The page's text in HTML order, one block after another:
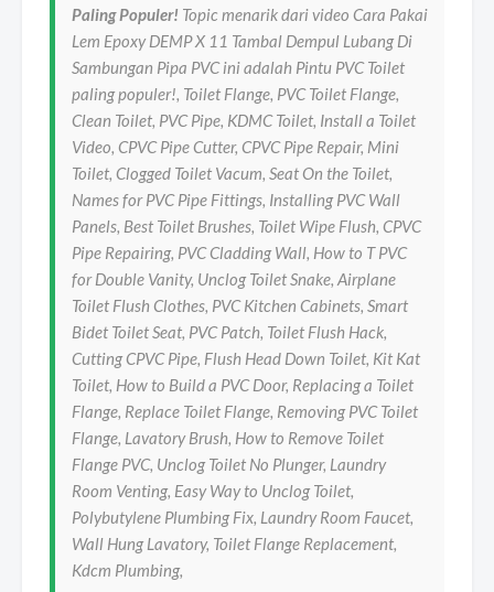
Paling Populer! Topic menarik dari video Cara Pakai
Lem Epoxy DEMP X 11 Tambal Dempul Lubang Di
Sambungan Pipa PVC ini adalah Pintu PVC Toilet
paling populer!, Toilet Flange, PVC Toilet Flange,
Clean Toilet, PVC Pipe, KDMC Toilet, Install a Toilet
Video, CPVC Pipe Cutter, CPVC Pipe Repair, Mini
Toilet, Clogged Toilet Vacum, Seat On the Toilet,
Names for PVC Pipe Fittings, Installing PVC Wall
Panels, Best Toilet Brushes, Toilet Wipe Flush, CPVC
Pipe Repairing, PVC Cladding Wall, How to T PVC
for Double Vanity, Unclog Toilet Snake, Airplane
Toilet Flush Clothes, PVC Kitchen Cabinets, Smart
Bidet Toilet Seat, PVC Patch, Toilet Flush Hack,
Cutting CPVC Pipe, Flush Head Down Toilet, Kit Kat
Toilet, How to Build a PVC Door, Replacing a Toilet
Flange, Replace Toilet Flange, Removing PVC Toilet
Flange, Lavatory Brush, How to Remove Toilet
Flange PVC, Unclog Toilet No Plunger, Laundry
Room Venting, Easy Way to Unclog Toilet,
Polybutylene Plumbing Fix, Laundry Room Faucet,
Wall Hung Lavatory, Toilet Flange Replacement,
Kdcm Plumbing,